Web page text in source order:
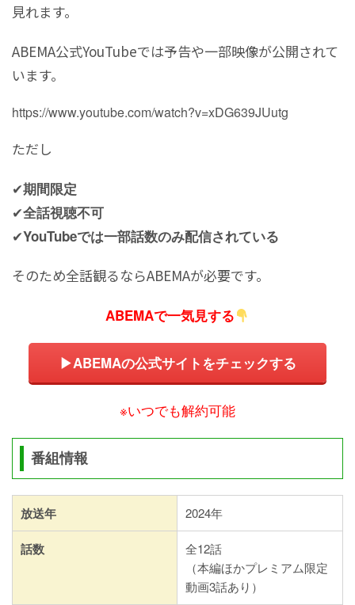
見れます。
ABEMA公式YouTubeでは予告や一部映像が公開されて
います。
https://www.youtube.com/watch?v=xDG639JUutg
ただし
✔期間限定
✔全話視聴不可
✔YouTubeでは一部話数のみ配信されている
そのため全話観るならABEMAが必要です。
ABEMAで一気見する
▶ABEMAの公式サイトをチェックする
※いつでも解約可能
番組情報
放送年 2024年
話数
全12話
（本編ほかプレミアム限定
動画3話あり）